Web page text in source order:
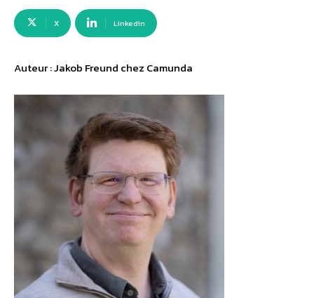
X Linkedin
Auteur : Jakob Freund chez Camunda